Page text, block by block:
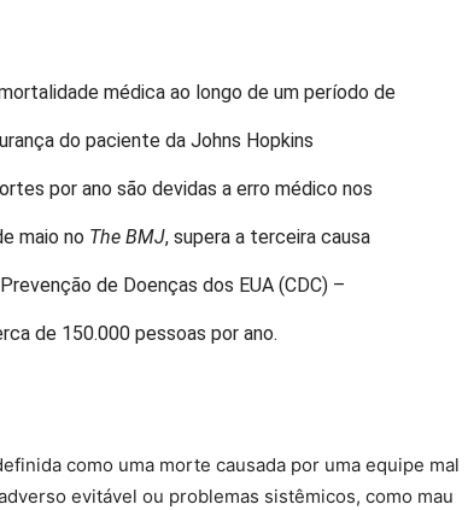
médica ao longo de um período de
do paciente da Johns Hopkins
por ano são devidas a erro médico nos
maio no The BMJ, supera a terceira causa
de Doenças dos EUA (CDC) –
de 150.000 pessoas por ano.
como uma morte causada por uma equipe mal
evitável ou problemas sistêmicos, como mau